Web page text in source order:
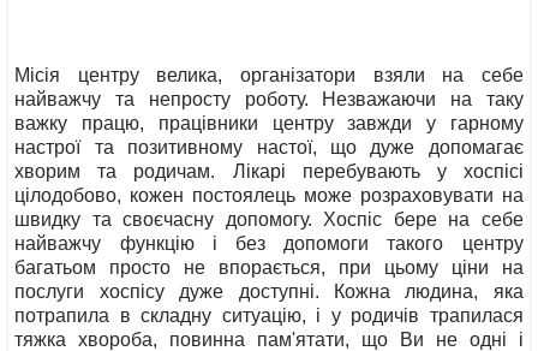
Місія центру велика, організатори взяли на себе
найважчу та непросту роботу. Незважаючи на таку
важку працю, працівники центру завжди у гарному
настрої та позитивному настої, що дуже допомагає
хворим та родичам. Лікарі перебувають у хоспісі
цілодобово, кожен постоялець може розраховувати на
швидку та своєчасну допомогу. Хоспіс бере на себе
найважчу функцію і без допомоги такого центру
багатьом просто не впорається, при цьому ціни на
послуги хоспісу дуже доступні. Кожна людина, яка
потрапила в складну ситуацію, і у родичів трапилася
тяжка хвороба, повинна пам'ятати, що Ви не одні і